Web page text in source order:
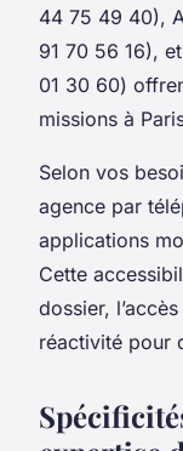
44 75 49 40),
91 70 56 16),
01 30 60)
missions à
Selon vos
agence par
applications
Cette
dossier,
réactivité pour